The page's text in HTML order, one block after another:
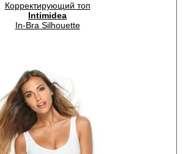
Корректирующий топ
Intimidea
In-Bra Silhouette